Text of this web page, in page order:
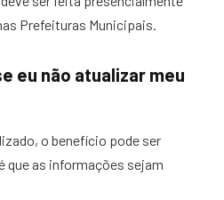
Prefeituras Municipais.
eu não atualizar meu
o benefício pode ser
que as informações sejam